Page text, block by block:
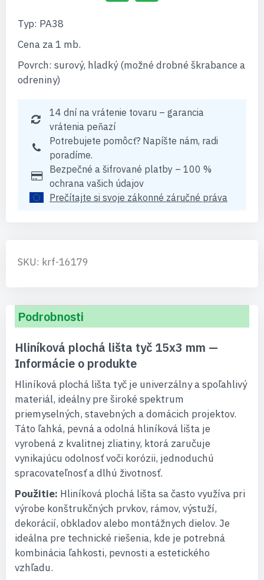
Typ: PA38
Cena za 1 mb.
Povrch: surový, hladký (možné drobné škrabance a
odreniny)
14 dní na vrátenie tovaru – garancia
vrátenia peňazí
Potrebujete pomôcť? Napíšte nám, radi
poradíme.
Bezpečné a šifrované platby – 100 %
ochrana vašich údajov
Prečítajte si svoje zákonné záručné práva
SKU: krf-16179
Podrobnosti
Hliníková plochá lišta tyč 15x3 mm —
Informácie o produkte
Hliníková plochá lišta tyč je univerzálny a spoľahlivý
materiál, ideálny pre široké spektrum
priemyselných, stavebných a domácich projektov.
Táto ľahká, pevná a odolná hliníková lišta je
vyrobená z kvalitnej zliatiny, ktorá zaručuje
vynikajúcu odolnosť voči korózii, jednoduchú
spracovateľnosť a dlhú životnosť.
Použitie: Hliníková plochá lišta sa často využíva pri
výrobe konštrukčných prvkov, rámov, výstuží,
dekorácií, obkladov alebo montážnych dielov. Je
ideálna pre technické riešenia, kde je potrebná
kombinácia ľahkosti, pevnosti a estetického
vzhľadu.